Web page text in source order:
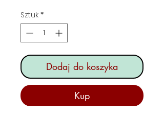
Sztuk *
Dodaj do koszyka
Kup